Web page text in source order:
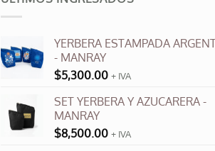
YERBERA ESTAMPADA
- MANRAY
$5,300.00 + IVA
SET YERBERA Y AZUCARERA -
MANRAY
$8,500.00 + IVA